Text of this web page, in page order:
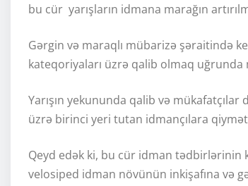
bu cür yarışların idmana marağın
Gərgin və maraqlı mübarizə şəraitində
kateqoriyaları üzrə qalib olmaq uğrunda
Yarışın yekununda qalib və
üzrə birinci yeri tutan idmançılara
Qeyd edək ki, bu cür idman tədbirlərinin
velosiped idman növünün inkişafına və